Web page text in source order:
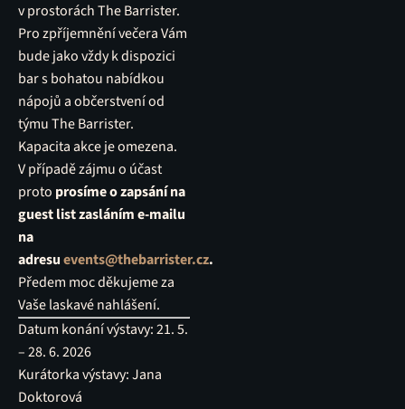
v prostorách The Barrister.
Pro zpříjemnění večera Vám
bude jako vždy k dispozici
bar s bohatou nabídkou
nápojů a občerstvení od
týmu The Barrister.
Kapacita akce je omezena.
V případě zájmu o účast
proto prosíme o zapsání na
guest list zasláním e-mailu
na
adresuevents@thebarrister.cz.
Předem moc děkujeme za
Vaše laskavé nahlášení.
Datum konání výstavy:21. 5.
–⁠⁠⁠⁠⁠⁠⁠⁠⁠⁠⁠⁠⁠⁠ 28. 6. 2026
Kurátorka výstavy: Jana
Doktorová